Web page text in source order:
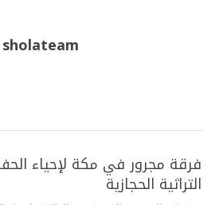
sholateam
فرقة مجرور في مكة لإحياء
التراثية الحجازية